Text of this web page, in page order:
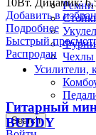
Ремни
Чехлы
Усилители,
Search
10Вт. Динамик:
Добавить в
Подробнее
Быстрый
Распродан
Гитарный
BUDDY